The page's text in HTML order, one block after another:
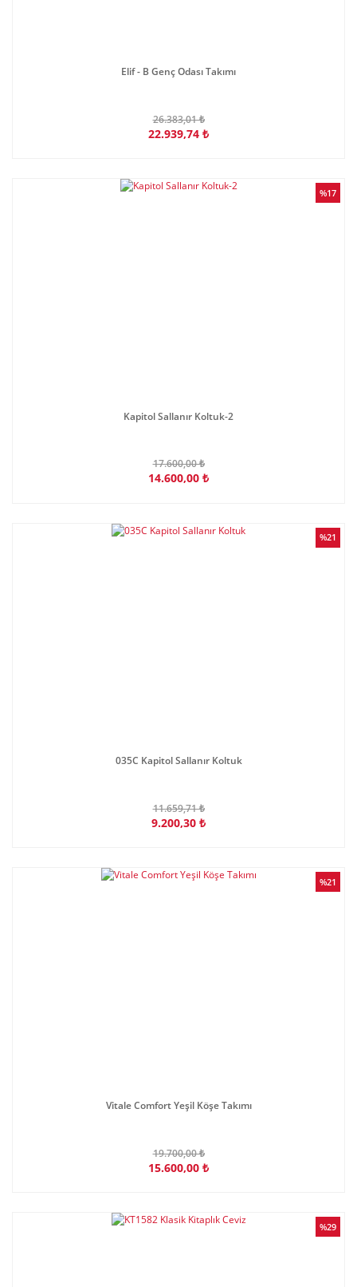
Elif - B Genç Odası Takımı
26.383,01 ₺
22.939,74 ₺
%17
Kapitol Sallanır Koltuk-2
17.600,00 ₺
14.600,00 ₺
%21
035C Kapitol Sallanır Koltuk
11.659,71 ₺
9.200,30 ₺
%21
Vitale Comfort Yeşil Köşe Takımı
19.700,00 ₺
15.600,00 ₺
%29